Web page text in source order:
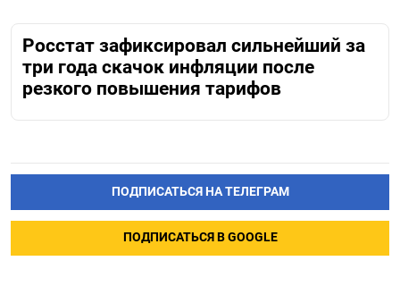
Росстат зафиксировал сильнейший за
три года скачок инфляции после
резкого повышения тарифов
ПОДПИСАТЬСЯ НА ТЕЛЕГРАМ
ПОДПИСАТЬСЯ В GOOGLE